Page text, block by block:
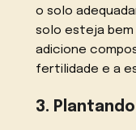
o solo
solo esteja bem
adicione
fertilidade e a
3.